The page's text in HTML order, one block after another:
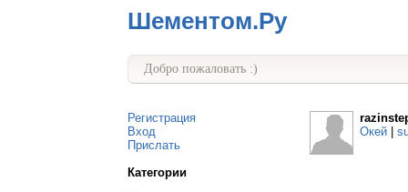
Шементом.Ру
Добро пожаловать :)
Регистрация
Вход
Прислать
Категории
Окей